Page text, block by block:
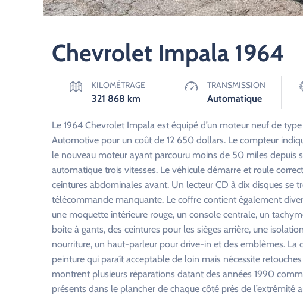
Chevrolet Impala 1964
KILOMÉTRAGE
321 868 km
TRANSMISSION
Automatique
Le 1964 Chevrolet Impala est équipé d’un moteur neuf de
Automotive pour un coût de 12 650 dollars. Le compteur
le nouveau moteur ayant parcouru moins de 50 miles depuis
automatique trois vitesses. Le véhicule démarre et roule
ceintures abdominales avant. Un lecteur CD à dix disques se
télécommande manquante. Le coffre contient également
une moquette intérieure rouge, un console centrale, un
boîte à gants, des ceintures pour les sièges arrière, une
nourriture, un haut-parleur pour drive-in et des emblèmes. La
peinture qui paraît acceptable de loin mais nécessite
montrent plusieurs réparations datant des années 1990
présents dans le plancher de chaque côté près de l’extrémité